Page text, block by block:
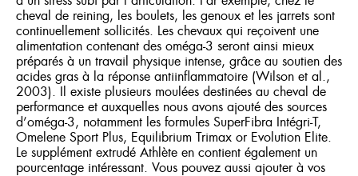
cheval de reining, les boulets, les genoux et les jarrets sont
continuellement sollicités. Les chevaux qui reçoivent une
alimentation contenant des oméga-3 seront ainsi mieux
préparés à un travail physique intense, grâce au soutien des
acides gras à la réponse antiinflammatoire (Wilson et al.,
2003). Il existe plusieurs moulées destinées au cheval de
performance et auxquelles nous avons ajouté des sources
d’oméga-3, notamment les formules SuperFibra Intégri-T,
Omelene Sport Plus, Equilibrium Trimax or Evolution Elite.
Le supplément extrudé Athlète en contient également un
pourcentage intéressant. Vous pouvez aussi ajouter à vos